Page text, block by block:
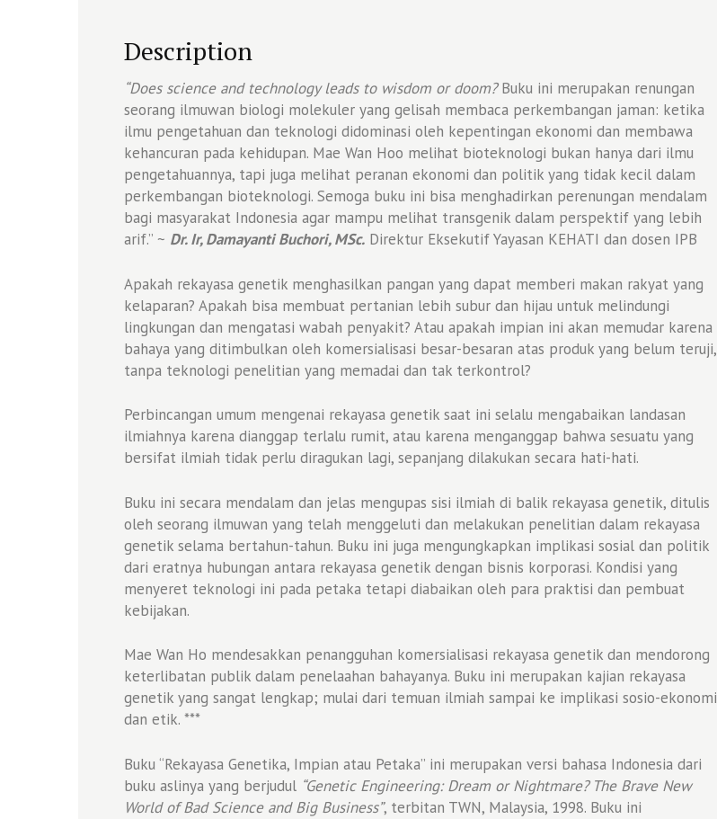
Description
“Does science and technology leads to wisdom or doom?Buku ini merupakan renungan
seorang ilmuwan biologi molekuler yang gelisah membaca perkembangan jaman: ketika
ilmu pengetahuan dan teknologi didominasi oleh kepentingan ekonomi dan membawa
kehancuran pada kehidupan. Mae Wan Hoo melihat bioteknologi bukan hanya dari ilmu
pengetahuannya, tapi juga melihat peranan ekonomi dan politik yang tidak kecil dalam
perkembangan bioteknologi. Semoga buku ini bisa menghadirkan perenungan mendalam
bagi masyarakat Indonesia agar mampu melihat transgenik dalam perspektif yang lebih
arif.” ~ Dr. Ir, Damayanti Buchori, MSc. Direktur Eksekutif Yayasan KEHATI dan dosen IPB
Apakah rekayasa genetik menghasilkan pangan yang dapat memberi makan rakyat yang
kelaparan? Apakah bisa membuat pertanian lebih subur dan hijau untuk melindungi
lingkungan dan mengatasi wabah penyakit? Atau apakah impian ini akan memudar karena
bahaya yang ditimbulkan oleh komersialisasi besar-besaran atas produk yang belum teruji,
tanpa teknologi penelitian yang memadai dan tak terkontrol?
Perbincangan umum mengenai rekayasa genetik saat ini selalu mengabaikan landasan
ilmiahnya karena dianggap terlalu rumit, atau karena menganggap bahwa sesuatu yang
bersifat ilmiah tidak perlu diragukan lagi, sepanjang dilakukan secara hati-hati.
Buku ini secara mendalam dan jelas mengupas sisi ilmiah di balik rekayasa genetik, ditulis
oleh seorang ilmuwan yang telah menggeluti dan melakukan penelitian dalam rekayasa
genetik selama bertahun-tahun. Buku ini juga mengungkapkan implikasi sosial dan politik
dari eratnya hubungan antara rekayasa genetik dengan bisnis korporasi. Kondisi yang
menyeret teknologi ini pada petaka tetapi diabaikan oleh para praktisi dan pembuat
kebijakan.
Mae Wan Ho mendesakkan penangguhan komersialisasi rekayasa genetik dan mendorong
keterlibatan publik dalam penelaahan bahayanya. Buku ini merupakan kajian rekayasa
genetik yang sangat lengkap; mulai dari temuan ilmiah sampai ke implikasi sosio-ekonomi
dan etik. ***
Buku “Rekayasa Genetika, Impian atau Petaka” ini merupakan versi bahasa Indonesia dari
buku aslinya yang berjudul “Genetic Engineering: Dream or Nightmare? The Brave New
World of Bad Science and Big Business”, terbitan TWN, Malaysia, 1998. Buku ini